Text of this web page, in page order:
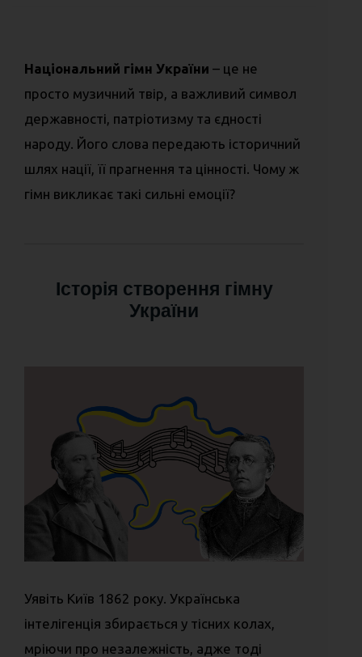
Національний гімн України – це не
просто музичний твір, а важливий символ
державності, патріотизму та єдності
народу. Його слова передають історичний
шлях нації, її прагнення та цінності. Чому ж
гімн викликає такі сильні емоції?
Історія створення гімну
України
Уявіть Київ 1862 року. Українська
інтелігенція збирається у тісних колах,
мріючи про незалежність, адже тоді